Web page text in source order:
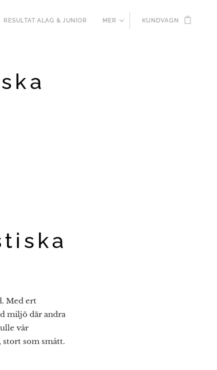
RESULTAT ALAG & JUNIOR MER KUNDVAGN
Med ert
miljö där andra
vår
stort som smått.